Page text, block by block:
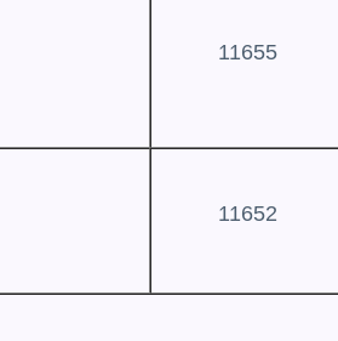
11655
11652